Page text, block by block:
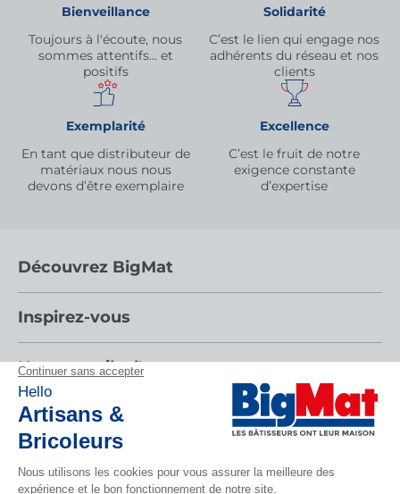
Bienveillance
Toujours à l'écoute, nous
sommes attentifs… et
positifs
Solidarité
C’est le lien qui engage nos
adhérents du réseau et nos
clients
Exemplarité
En tant que distributeur de
matériaux nous nous
devons d’être exemplaire
Excellence
C’est le fruit de notre
exigence constante
d’expertise
Découvrez BigMat
Nous rejoindre
Devenez adhérent
Les services BigMat
Les Bâtisseurs du Sport
Inspirez-vous
Nos catalogues
Tendances
Nos conseils d'experts
Nos conseils
Nos tutos
Espace adhérent
CONTACTEZ-NOUS